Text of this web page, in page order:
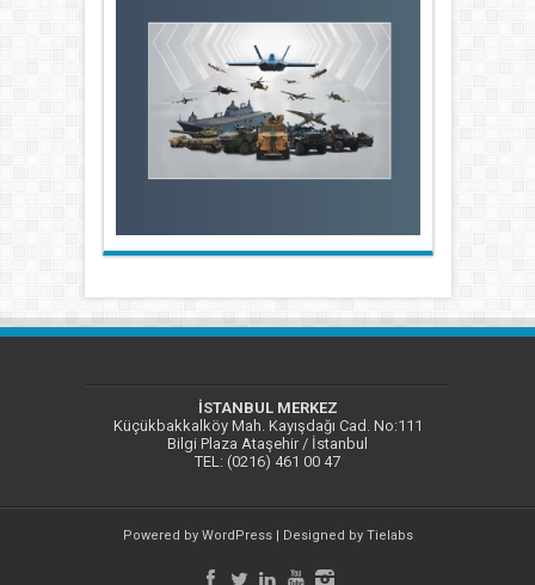
İSTANBUL MERKEZ
Küçükbakkalköy Mah. Kayışdağı Cad. No:111
Bilgi Plaza Ataşehir / İstanbul
TEL: (0216) 461 00 47
Powered by WordPress| Designed by Tielabs